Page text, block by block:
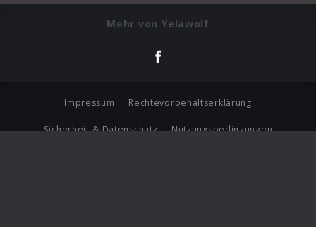
Mehr von Yelawolf
Impressum Rechtevorbehaltserklärung
Sicherheit & Datenschutz Nutzungsbedingungen